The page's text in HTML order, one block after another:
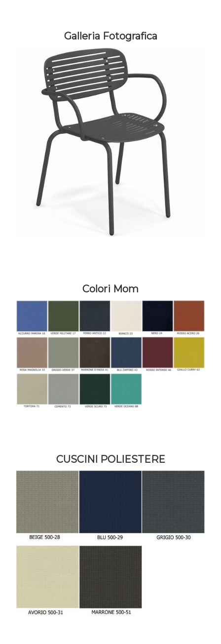
Galleria Fotografica
Colori Mom
CUSCINI POLIESTERE